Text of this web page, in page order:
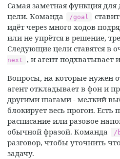
Самая заметная функция
цели. Команда
/goal
идёт через много ходов
или не упрётся в решение,
Следующие цели ставятся в
next
, и агент подхватывает
Вопросы, на которые нужен
агент откладывает в фон и
другими шагами - мелкий
блокирует весь прогон. Есть
расписание или разовое
обычной фразой. Команда
/
разговор, чтобы уточнить
задачу.